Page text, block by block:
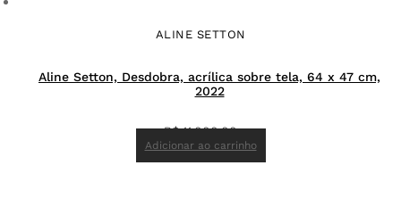
ALINE SETTON
Aline Setton, Desdobra, acrílica sobre tela, 64 x 47 cm,
2022
R$11.000,00
Adicionar ao carrinho